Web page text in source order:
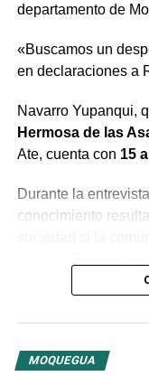
departamento de
«Buscamos un
en declaraciones a
Navarro Yupanqui,
Hermosa de las
Ate, cuenta con 15
Durante la
conocimiento
conjunto bajo la
las distintas
MOQUEGUA